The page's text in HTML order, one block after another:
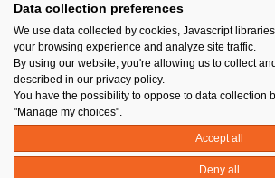
Financé par :
Espace presse Kit de communication
Newsletter
Gestion des
Data collection preferences
We use data collected by cookies, Javascript
your browsing experience and analyze site traffic.
By using our website, you're allowing us to collect
described in our privacy policy.
You have the possibility to oppose to data collection
"Manage my choices".
Accept all
Deny all